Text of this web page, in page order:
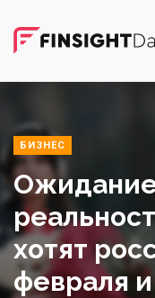
БИЗНЕС
хотят
февраля